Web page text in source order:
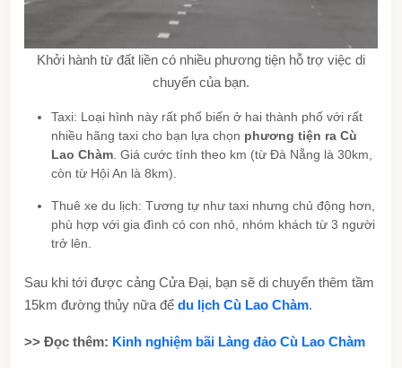
Khởi hành từ đất liền có nhiều phương tiện hỗ trợ việc di
chuyển của bạn.
Taxi: Loại hình này rất phổ biến ở hai thành phố với rất
nhiều hãng taxi cho bạn lựa chọn phương tiện ra Cù
Lao Chàm . Giá cước tính theo km (từ Đà Nẵng là 30km,
còn từ Hội An là 8km).
Thuê xe du lịch: Tương tự như taxi nhưng chủ động hơn,
phù hợp với gia đình có con nhỏ, nhóm khách từ 3 người
trở lên.
Sau khi tới được cảng Cửa Đại, bạn sẽ di chuyển thêm tầm
15km đường thủy nữa để du lịch Cù Lao Chàm.
>> Đọc thêm: Kinh nghiệm bãi Làng đảo Cù Lao Chàm